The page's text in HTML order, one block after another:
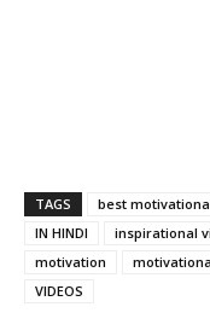
TAGS best
IN HINDI
inspirational
motivation
VIDEOS